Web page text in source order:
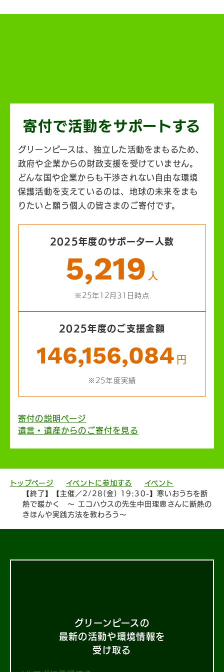
寄付で活動をサポートする
グリーンピースは、独立した活動をまもるため、
政府や企業からの財政支援を受けていません。
どんな国や企業からも干渉されない自由な環境
保護活動を支えているのは、地球の未来をまも
りたいと願う個人の皆さまのご寄付です。
2025年度のサポーター人数
5,219 人
※25年12月31日時点
2025年度のご支援金額
146,156,084 円
※25年度実績
寄付の説明ページ
遺言・遺産からのご寄付を見る
トップページ イベントに参加する
イベント
【終了】【主催／2/28(金) 19:30-】寒いおうちを断
熱で暖かく 〜 エコハウスの先生中田理恵さんに断熱の
きほんや実践方法を教わろう〜
グリーンピースの
最新の活動や環境情報を
受け取る